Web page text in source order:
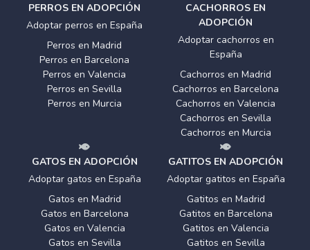
PERROS EN ADOPCIÓN
Adoptar perros en España
Perros en Madrid
Perros en Barcelona
Perros en Valencia
Perros en Sevilla
Perros en Murcia
CACHORROS EN
ADOPCIÓN
Adoptar cachorros en
España
Cachorros en Madrid
Cachorros en Barcelona
Cachorros en Valencia
Cachorros en Sevilla
Cachorros en Murcia
GATOS EN ADOPCIÓN
Adoptar gatos en España
Gatos en Madrid
Gatos en Barcelona
Gatos en Valencia
Gatos en Sevilla
GATITOS EN ADOPCIÓN
Adoptar gatitos en España
Gatitos en Madrid
Gatitos en Barcelona
Gatitos en Valencia
Gatitos en Sevilla